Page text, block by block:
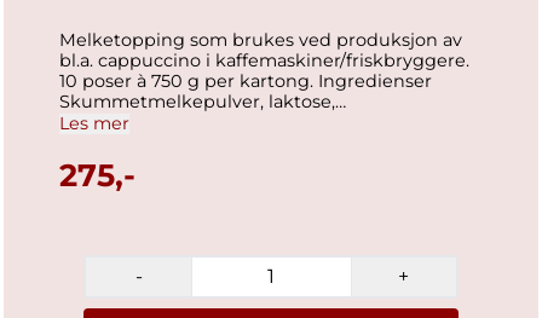
Melketopping som brukes ved produksjon av
bl.a. cappuccino i kaffemaskiner/friskbryggere.
10 poser à 750 g per kartong. Ingredienser
Skummetmelkepulver, laktose,
antiklumpemiddel (e341). Næringsinnhold pr.
hvorav mettede fettsyrer 0.3 g Karbohydrater
74 g hvorav sukkerarter 74 g Protein 19 g Salt
Les mer
275,-
- +